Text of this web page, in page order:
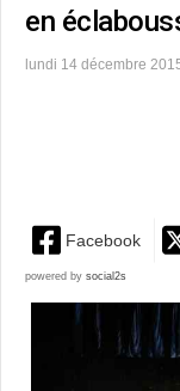
en
lundi 14 décembre
Facebook
powered by social2s